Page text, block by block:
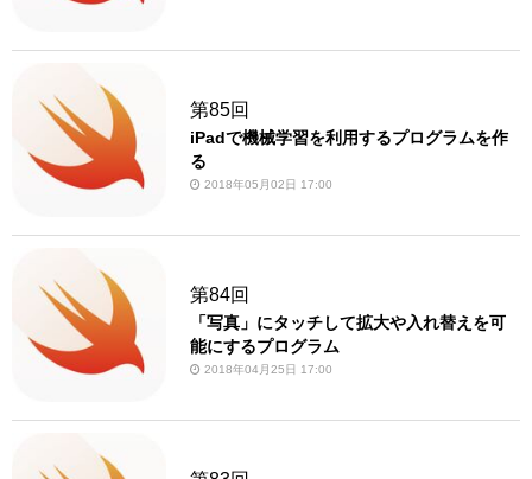
第85回
iPadで機械学習を利用するプログラムを作
る
2018年05月02日 17:00
第84回
「写真」にタッチして拡大や入れ替えを可
能にするプログラム
2018年04月25日 17:00